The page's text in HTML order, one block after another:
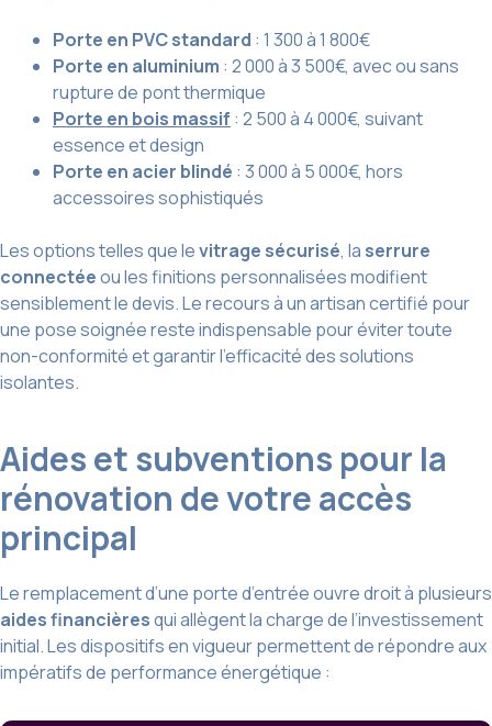
Porte en PVC standard : 1 300 à 1 800€
Porte en aluminium : 2 000 à 3 500€, avec ou sans
rupture de pont thermique
Porte en bois massif : 2 500 à 4 000€, suivant
essence et design
Porte en acier blindé : 3 000 à 5 000€, hors
accessoires sophistiqués
Les options telles que levitrage sécurisé, la serrure
connectéeou les finitions personnalisées modifient
sensiblement le devis. Le recours à un artisan certifié pour
une pose soignée reste indispensable pour éviter toute
non-conformité et garantir l’efficacité des solutions
isolantes.
Aides et subventions pour la
rénovation de votre accès
principal
Le remplacement d’une porte d’entrée ouvre droit à plusieurs
aides financièresqui allègent la charge de l’investissement
initial. Les dispositifs en vigueur permettent de répondre aux
impératifs de performance énergétique :